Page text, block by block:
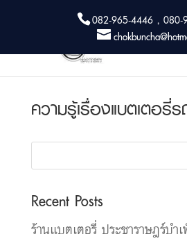
082-965-4446 , 080-
ความรู้เรื่องแบตเตอรี่
Recent Posts
ร้านแบตเตอรี่ ประชาราษฎร์บำ